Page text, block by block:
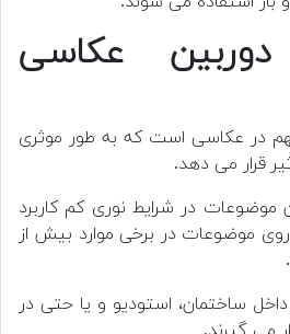
عکاسی
در عکاسی است که به طور موثری
قرار می دهد.
موضوعات در شرایط نوری کم کاربرد
موضوعات در برخی موارد بیش از
ساختمان، استودیو و یا حتی در